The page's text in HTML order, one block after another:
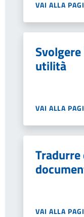
VAI ALLA
utilità
VAI ALLA
Tradurre
VAI ALLA